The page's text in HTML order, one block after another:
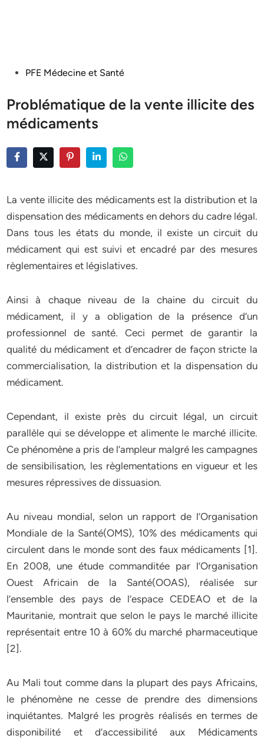
PostedPFE Médecine et Santé
Problématique de la vente illicite des
médicaments
La vente illicite des médicaments est la distribution et la
dispensation des médicaments en dehors du cadre légal.
Dans tous les états du monde, il existe un circuit du
médicament qui est suivi et encadré par des mesures
règlementaires et législatives.
Ainsi à chaque niveau de la chaine du circuit du
médicament, il y a obligation de la présence d’un
professionnel de santé. Ceci permet de garantir la
qualité du médicament et d’encadrer de façon stricte la
commercialisation, la distribution et la dispensation du
médicament.
Cependant, il existe près du circuit légal, un circuit
parallèle qui se développe et alimente le marché illicite.
Ce phénomène a pris de l’ampleur malgré les campagnes
de sensibilisation, les règlementations en vigueur et les
mesures répressives de dissuasion.
Au niveau mondial, selon un rapport de l’Organisation
Mondiale de la Santé(OMS), 10% des médicaments qui
circulent dans le monde sont des faux médicaments [1].
En 2008, une étude commanditée par l’Organisation
Ouest Africain de la Santé(OOAS), réalisée sur
l’ensemble des pays de l’espace CEDEAO et de la
Mauritanie, montrait que selon le pays le marché illicite
représentait entre 10 à 60% du marché pharmaceutique
[2].
Au Mali tout comme dans la plupart des pays Africains,
le phénomène ne cesse de prendre des dimensions
inquiétantes. Malgré les progrès réalisés en termes de
disponibilité et d’accessibilité aux Médicaments